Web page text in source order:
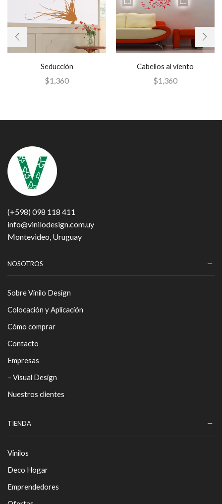
Seducción
$1,360
Cabellos al viento
$1,360
(+598) 098 118 411
info@vinilodesign.com.uy
Montevideo, Uruguay
NOSOTROS
Sobre Vinilo Design
Colocación y Aplicación
Cómo comprar
Contacto
Empresas
– Visual Design
Nuestros clientes
TIENDA
Vinilos
Deco Hogar
Emprendedores